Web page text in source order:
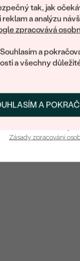
tak, jak
a analýzu
zpracovává
a
a všechny
A
vyráběných
dárek na přivítání
slevový kód
PŘIHLÁSIT SE A
Zásady zpracování